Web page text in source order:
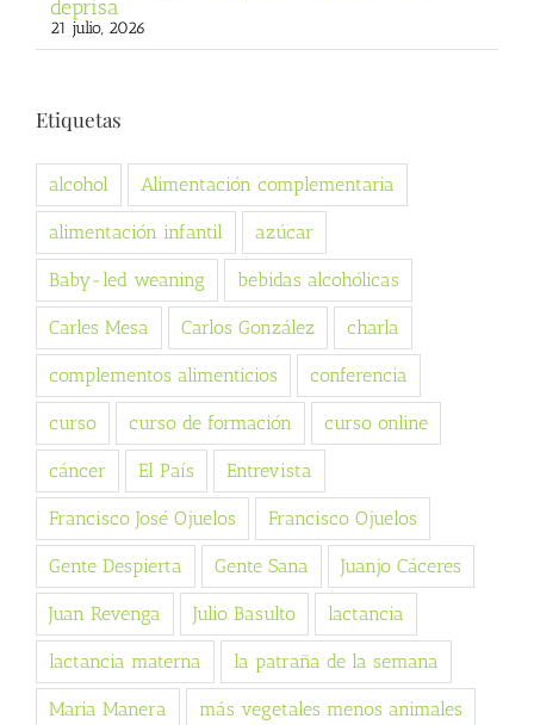
deprisa
21 julio, 2026
Etiquetas
alcohol Alimentación complementaria
alimentación infantil azúcar
Baby-led weaning bebidas alcohólicas
Carles Mesa Carlos González charla
complementos alimenticios conferencia
curso curso de formación curso online
cáncer El País Entrevista
Francisco José Ojuelos Francisco Ojuelos
Gente Despierta Gente Sana Juanjo Cáceres
Juan Revenga Julio Basulto lactancia
lactancia materna la patraña de la semana
Maria Manera más vegetales menos animales